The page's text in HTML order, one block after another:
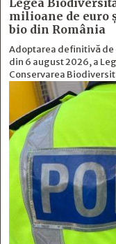
milioane de euro
bio din România
Adoptarea definitivă
din 6 august 2026, a
Conservarea